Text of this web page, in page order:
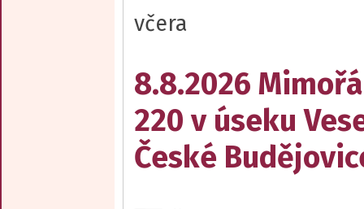
včera
8.8.2026
220 v úseku
České